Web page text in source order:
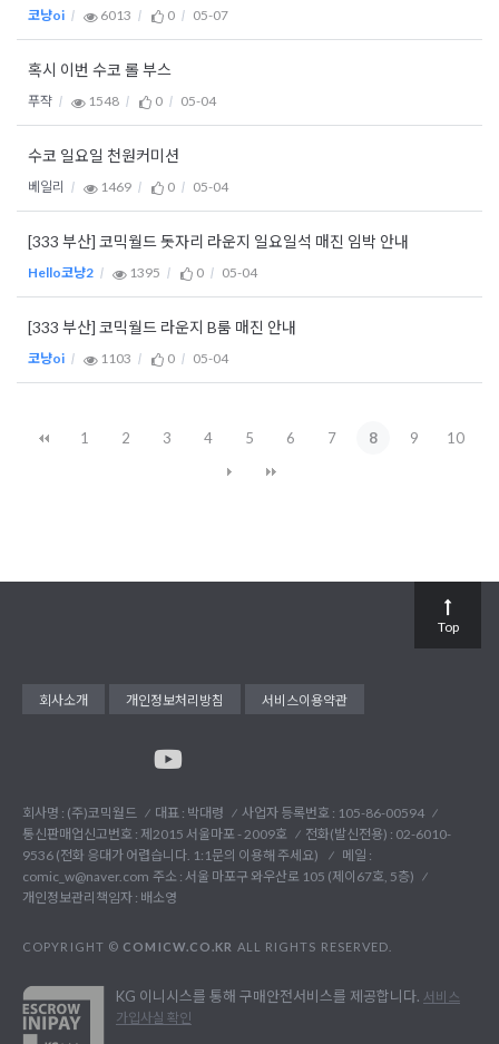
코냥oi 6013 0 05-07
혹시 이번 수코 롤 부스
푸쟉 1548 0 05-04
수코 일요일 천원커미션
베일리 1469 0 05-04
[333 부산] 코믹월드 돗자리 라운지 일요일석 매진 임박 안내
Hello코냥2 1395 0 05-04
[333 부산] 코믹월드 라운지 B룸 매진 안내
코냥oi 1103 0 05-04
1 2 3 4 5 6 7 8 9 10
회사소개 개인정보처리방침 서비스이용약관
회사명 : (주)코믹월드 대표 : 박대령
사업자 등록번호 : 105-86-00594
통신판매업신고번호 : 제2015 서울마포 - 2009호
전화(발신전용) : 02-6010-
9536 (전화 응대가 어렵습니다. 1:1문의 이용해 주세요)
메일 :
comic_w@naver.com 주소 : 서울 마포구 와우산로 105 (제이67호, 5층)
개인정보관리책임자 : 배소영
COPYRIGHT © COMICW.CO.KR ALL RIGHTS RESERVED.
KG 이니시스를 통해 구매안전서비스를 제공합니다. 서비스
가입사실 확인
Top